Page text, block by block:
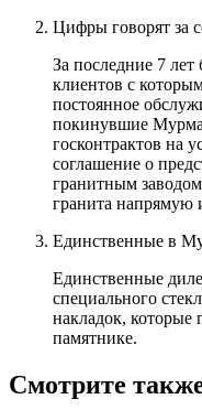
Цифры говорят за
За последние 7
клиентов с
постоянное
покинувшие
госконтрактов на
соглашение о
гранитным
гранита напрямую
Единственные в
Единственные
специального
накладок, которые
памятнике.
Смотрите